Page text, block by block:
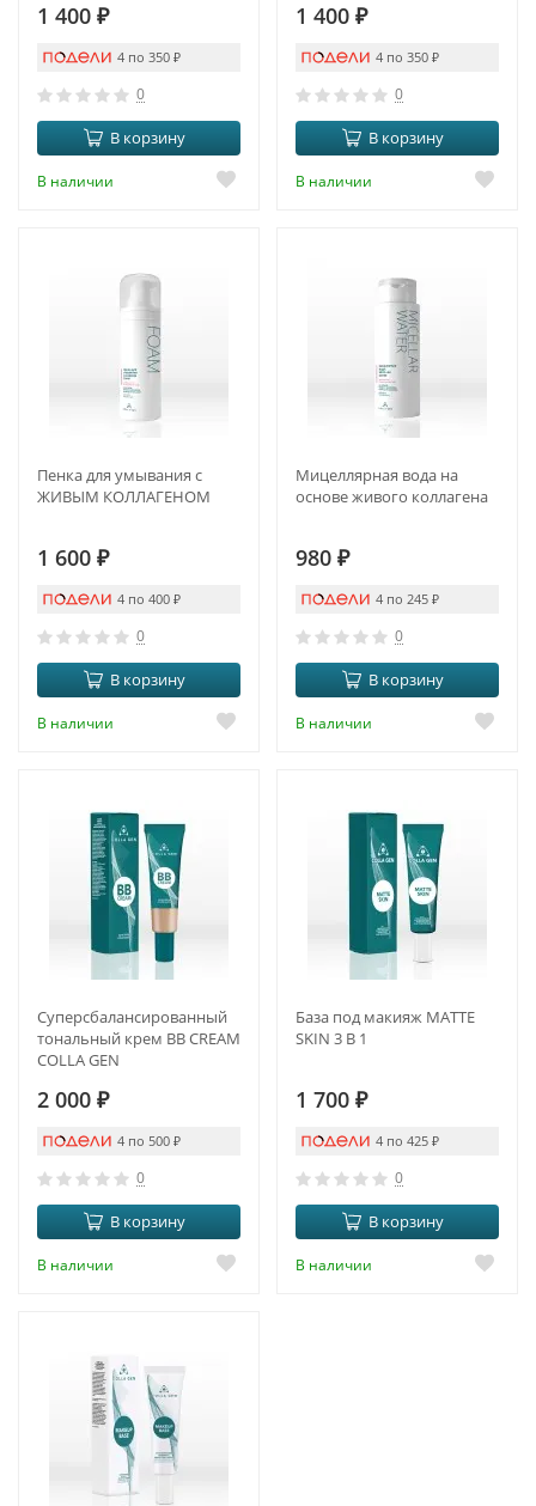
1 400 ₽
4 по 350 ₽
0
В корзину
В наличии
1 400 ₽
4 по 350 ₽
0
В корзину
В наличии
Пенка для умывания с
ЖИВЫМ КОЛЛАГЕНОМ
1 600 ₽
4 по 400 ₽
0
В корзину
В наличии
Мицеллярная вода на
основе живого коллагена
980 ₽
4 по 245 ₽
0
В корзину
В наличии
Суперсбалансированный
тональный крем BB CREAM
COLLA GEN
2 000 ₽
4 по 500 ₽
0
В корзину
В наличии
База под макияж MATTE
SKIN 3 В 1
1 700 ₽
4 по 425 ₽
0
В корзину
В наличии